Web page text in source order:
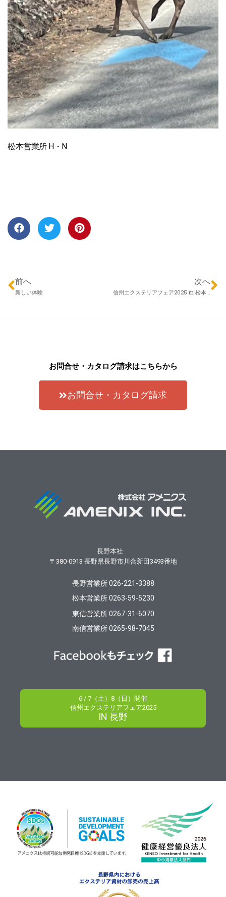
松本営業所 H・N
前へ
新しい体験
次へ
信州エクステリアフェア2025 in 松本 ご来場ありがとうございました！
お問合せ・カタログ請求はこちらから
お問合せ・カタログ請求
長野本社
〒380-0913 長野県長野市川合新田3493番地
長野営業所 026-221-3388
松本営業所 0263-59-5230
東信営業所 0267-31-6070
南信営業所 0265-98-7045
6 / 7（土）8（日）開催
信州エクステリアフェア2025
IN 長野